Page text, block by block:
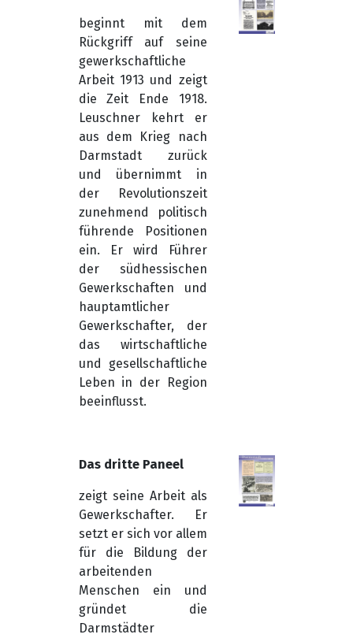
beginnt mit dem
Rückgriff auf seine
gewerkschaftliche
Arbeit 1913 und zeigt
die Zeit Ende 1918.
Leuschner kehrt er
aus dem Krieg nach
Darmstadt zurück
und übernimmt in
der Revolutionszeit
zunehmend politisch
führende Positionen
ein. Er wird Führer
der südhessischen
Gewerkschaften und
hauptamtlicher
Gewerkschafter, der
das wirtschaftliche
und gesellschaftliche
Leben in der Region
beeinflusst.
Das dritte Paneel
zeigt seine Arbeit als
Gewerkschafter. Er
setzt er sich vor allem
für die Bildung der
arbeitenden
Menschen ein und
gründet die
Darmstädter